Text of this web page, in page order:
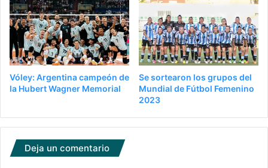
Vóley: Argentina campeón de
la Hubert Wagner Memorial
Se sortearon los grupos del
Mundial de Fútbol Femenino
2023
Deja un comentario